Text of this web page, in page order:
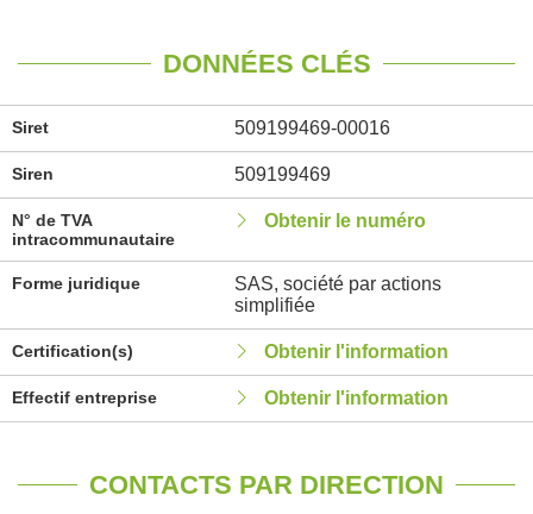
DONNÉES CLÉS
Siret 509199469-00016
Siren 509199469
N° de TVA
intracommunautaire
Obtenir le numéro
Forme juridique
SAS, société par actions
simplifiée
Certification(s) Obtenir l'information
Effectif entreprise Obtenir l'information
CONTACTS PAR DIRECTION